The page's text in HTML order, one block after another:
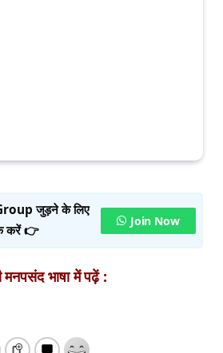
जुड़ने के लिए
करें 👉
Join Now
मनपसंद भाषा में पढ़ें :